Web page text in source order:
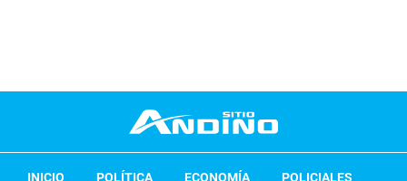
INICIO POLÍTICA ECONOMÍA POLICIALES